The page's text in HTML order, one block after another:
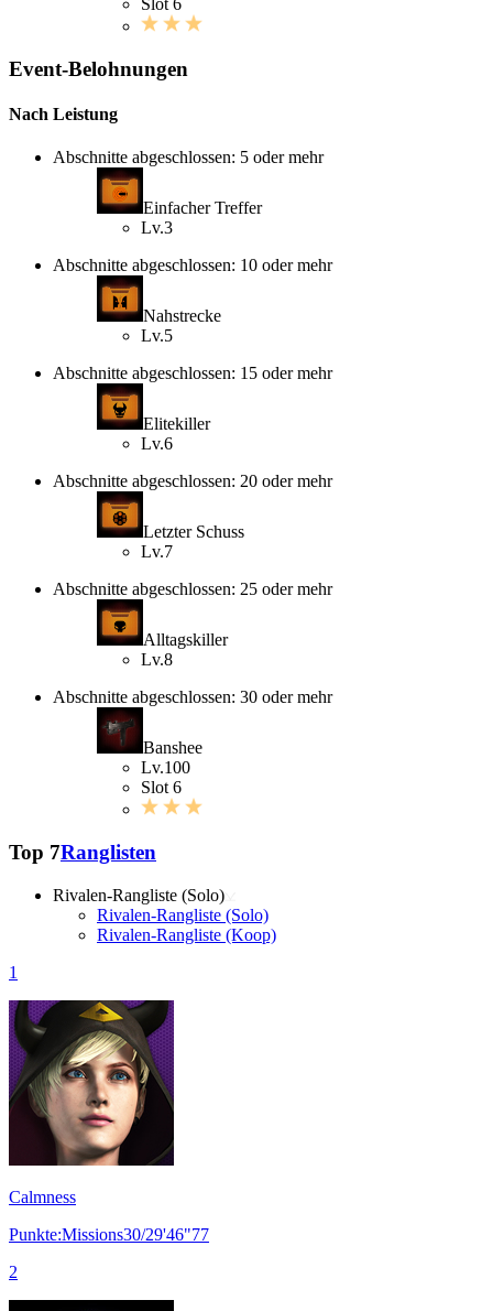
Slot 6
Event-Belohnungen
Nach Leistung
Abschnitte abgeschlossen: 5 oder mehr
Einfacher Treffer
Lv.3
Abschnitte abgeschlossen: 10 oder mehr
Nahstrecke
Lv.5
Abschnitte abgeschlossen: 15 oder mehr
Elitekiller
Lv.6
Abschnitte abgeschlossen: 20 oder mehr
Letzter Schuss
Lv.7
Abschnitte abgeschlossen: 25 oder mehr
Alltagskiller
Lv.8
Abschnitte abgeschlossen: 30 oder mehr
Banshee
Lv.100
Slot 6
Top 7Ranglisten
Rivalen-Rangliste (Solo)
Rivalen-Rangliste (Solo)
Rivalen-Rangliste (Koop)
1
Calmness
Punkte:Missions30/29'46"77
2